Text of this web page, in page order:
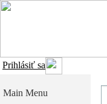
Prihlásiť sa
Main Menu